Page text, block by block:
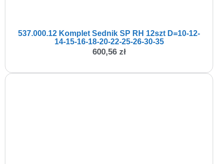
537.000.12 Komplet Sednik SP RH 12szt D=10-12-
14-15-16-18-20-22-25-26-30-35
600,56 zł